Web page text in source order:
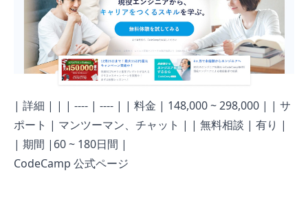
| 詳細 | | | ---- | ---- | | 料金 | 148,000 ~ 298,000 | | サ
ポート | マンツーマン、チャット | | 無料相談 | 有り |
| 期間 |60 ~ 180日間 |
CodeCamp 公式ページ